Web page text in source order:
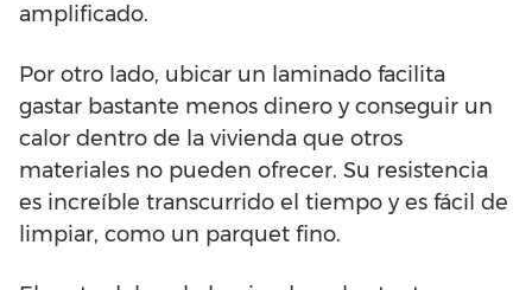
amplificado.
Por otro lado, ubicar un laminado facilita
gastar bastante menos dinero y conseguir un
calor dentro de la vivienda que otros
materiales no pueden ofrecer. Su resistencia
es increíble transcurrido el tiempo y es fácil de
limpiar, como un parquet fino.